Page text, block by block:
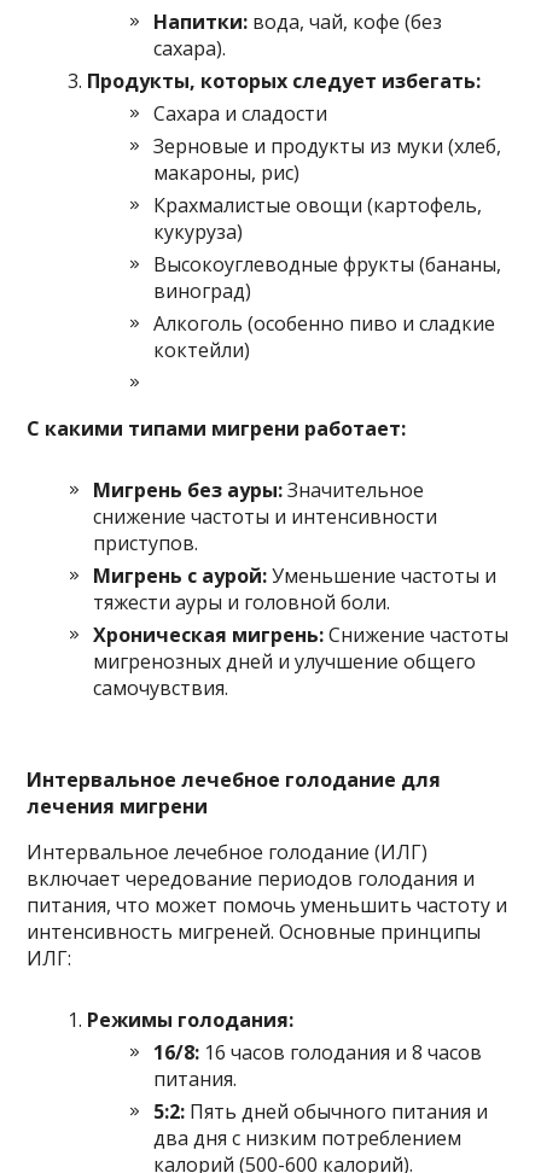
Напитки: вода, чай, кофе (без
сахара).
Продукты, которых следует избегать:
Сахара и сладости
Зерновые и продукты из муки (хлеб,
макароны, рис)
Крахмалистые овощи (картофель,
кукуруза)
Высокоуглеводные фрукты (бананы,
виноград)
Алкоголь (особенно пиво и сладкие
коктейли)
С какими типами мигрени работает:
Мигрень без ауры:Значительное
снижение частоты и интенсивности
приступов.
Мигрень с аурой:Уменьшение частоты и
тяжести ауры и головной боли.
Хроническая мигрень:Снижение частоты
мигренозных дней и улучшение общего
самочувствия.
Интервальное лечебное голодание для
лечения мигрени
Интервальное лечебное голодание (ИЛГ)
включает чередование периодов голодания и
питания, что может помочь уменьшить частоту и
интенсивность мигреней. Основные принципы
ИЛГ:
Режимы голодания:
16/8: 16 часов голодания и 8 часов
питания.
5:2: Пять дней обычного питания и
два дня с низким потреблением
калорий (500-600 калорий).